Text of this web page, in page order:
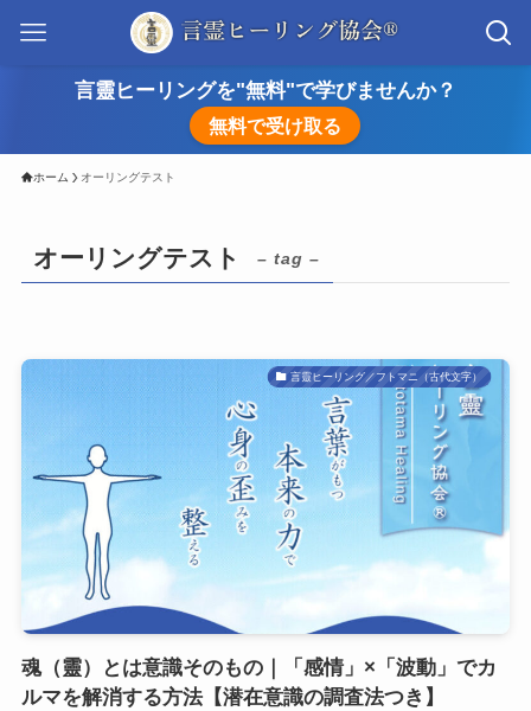
言靈ヒーリングを"無料"で学びませんか？
無料で受け取る
ホーム オーリングテスト
オーリングテスト – tag –
言靈ヒーリング／フトマニ（古代文字）
魂（靈）とは意識そのもの｜「感情」×「波動」でカ
ルマを解消する方法【潜在意識の調査法つき】